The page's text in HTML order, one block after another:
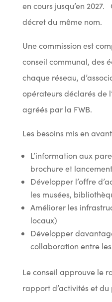
en cours jusqu’en
décret du même nom.
Une commission est
conseil communal, des
chaque réseau,
opérateurs déclarés de
agréés par la FWB.
Les besoins mis en
L’information aux
brochure et
Développer l’offre
les musées,
Améliorer les
locaux)
Développer
collaboration entre
Le conseil approuve le
rapport d’activités et du